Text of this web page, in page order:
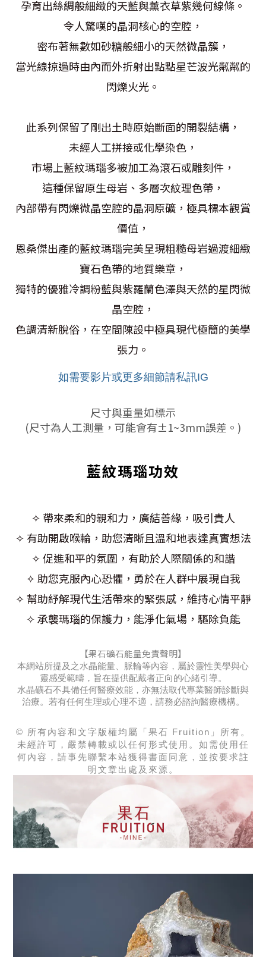
孕育出絲綢般細緻的天藍與薰衣草紫幾何線條。
令人驚嘆的晶洞核心的空腔，
密布著無數如砂糖般細小的天然微晶簇，
當光線掠過時由內而外折射出點點星芒波光粼粼的
閃爍火光。
此系列保留了剛出土時原始斷面的開裂結構，
未經人工拼接或化學染色，
市場上藍紋瑪瑙多被加工為滾石或雕刻件，
這種保留原生母岩、多層次紋理色帶，
內部帶有閃爍微晶空腔的晶洞原礦，極具標本觀賞
價值，
恩桑傑出產的藍紋瑪瑙完美呈現粗糙母岩過渡細緻
寶石色帶的地質樂章，
獨特的優雅冷調粉藍與紫羅蘭色澤與天然的星閃微
晶空腔，
色調清新脫俗，在空間陳設中極具現代極簡的美學
張力。
如需要影片或更多細節請私訊IG
尺寸與重量如標示
(尺寸為人工測量，可能會有±1~3mm誤差。)
藍紋瑪瑙功效
✧ 帶來柔和的親和力，廣結善緣，吸引貴人
✧ 有助開啟喉輪，助您清晰且溫和地表達真實想法
✧ 促進和平的氛圍，有助於人際關係的和諧
✧ 助您克服內心恐懼，勇於在人群中展現自我
✧ 幫助紓解現代生活帶來的緊張感，維持心情平靜
✧ 承襲瑪瑙的保護力，能淨化氣場，驅除負能
【果石礦石能量免責聲明】
本網站所提及之水晶能量、脈輪等內容，屬於靈性美學與心
靈感受範疇，旨在提供配戴者正向的心緒引導。
水晶礦石不具備任何醫療效能，亦無法取代專業醫師診斷與
治療。若有任何生理或心理不適，請務必諮詢醫療機構。
© 所有內容和文字版權均屬「果石 Fruition」所有。
未經許可，嚴禁轉載或以任何形式使用。如需使用任
何內容，請事先聯繫本站獲得書面同意，並按要求註
明文章出處及來源。